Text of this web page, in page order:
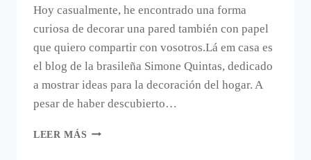
Hoy casualmente, he encontrado una forma
curiosa de decorar una pared también con papel
que quiero compartir con vosotros.Lá em casa es
el blog de la brasileña Simone Quintas, dedicado
a mostrar ideas para la decoración del hogar. A
pesar de haber descubierto…
LEER MÁS RECORTES